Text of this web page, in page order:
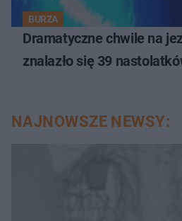
BURZA
Dramatyczne chwile na
znalazło się 39
NAJNOWSZE NEWSY: